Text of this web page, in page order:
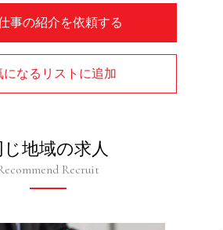
事の紹介を依頼する
になるリストに追加
じ地域の求人
Recruit